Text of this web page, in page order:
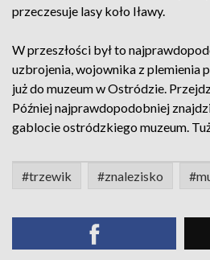
przeczesuje lasy koło Iławy.
W przeszłości był to
uzbrojenia, wojownika z plemienia
już do muzeum w Ostródzie.
Później najprawdopodobniej
gablocie ostródzkiego muzeum.
#trzewik #znalezisko